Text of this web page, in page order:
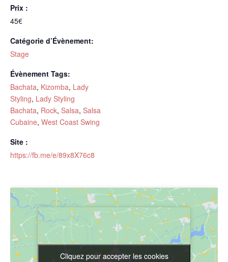
Prix :
45€
Catégorie d’Évènement:
Stage
Évènement Tags:
Bachata, Kizomba, Lady
Styling, Lady Styling
Bachata, Rock, Salsa, Salsa
Cubaine, West Coast Swing
Site :
https://fb.me/e/89x8X76c8
Cliquez pour accepter les cookies
Cliquez pour accepter les cookies